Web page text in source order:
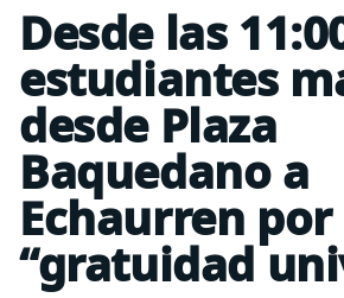
Desde las
estudiantes
desde Plaza
Baquedano a
Echaurren por
“gratuidad